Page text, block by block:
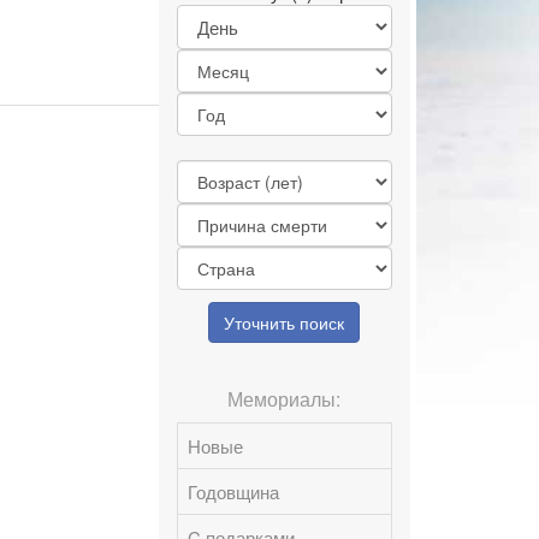
Уточнить поиск
Мемориалы:
Новые
Годовщина